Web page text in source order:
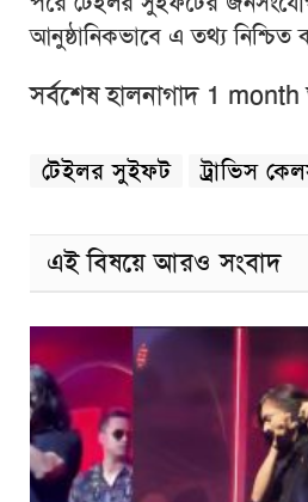
আনুষ্ঠানিকভাবে এ তথ্য নিশ্চিত
সর্বশেষ হালনাগাদ 1
টেইলর সুইফট ট্রাভিস
এই বিষয়ে আরও সংবাদ